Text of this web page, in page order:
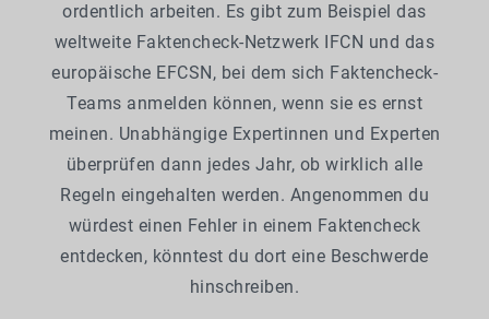
ordentlich arbeiten. Es gibt zum Beispiel das
weltweite Faktencheck-Netzwerk IFCN und das
europäische EFCSN, bei dem sich Faktencheck-
Teams anmelden können, wenn sie es ernst
meinen. Unabhängige Expertinnen und Experten
überprüfen dann jedes Jahr, ob wirklich alle
Regeln eingehalten werden. Angenommen du
würdest einen Fehler in einem Faktencheck
entdecken, könntest du dort eine Beschwerde
hinschreiben.